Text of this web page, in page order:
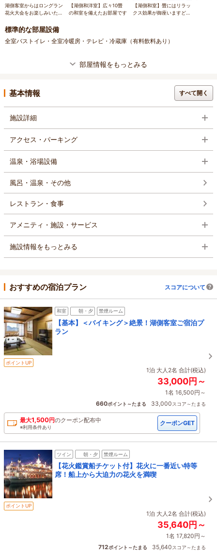
湖側客室からはロングラン
花火大会をお楽しみいただ
【湖側和洋室】広々10畳
の和室を備えたお部屋です
【湖側和室】畳にはリラッ
クス効果が御座いますどう
標準的な部屋設備
全室バストイレ・全室冷暖房・テレビ・冷蔵庫（有料飲料あり）
部屋情報をもっとみる
基本情報 すべて開く
施設詳細
アクセス・パーキング
温泉・浴場設備
風呂・温泉・その他
レストラン・食事
アメニティ・施設・サービス
施設情報をもっとみる
おすすめの宿泊プラン スコアについて
和室 朝・夕 禁煙ルーム
【基本】＜バイキング＞絶景！湖側客室ご宿泊プ
ラン
ポイントUP
1泊 大人2名 合計(税込)
33,000円～
1名 16,500円～
660ポイント～たまる 33,000スコア～たまる
最大1,500円のクーポン配布中
※利用条件あり
クーポンGET
ツイン 朝・夕 禁煙ルーム
【花火鑑賞船チケット付】花火に一番近い特等
席！船上から大迫力の花火を満喫
ポイントUP
1泊 大人2名 合計(税込)
35,640円～
1名 17,820円～
712ポイント～たまる 35,640スコア～たまる